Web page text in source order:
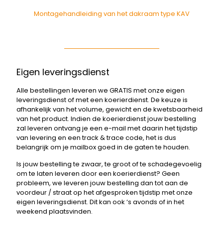
Montagehandleiding van het dakraam type KAV
Eigen leveringsdienst
Alle bestellingen leveren we GRATIS met onze eigen
leveringsdienst of met een koerierdienst. De keuze is
afhankelijk van het volume, gewicht en de kwetsbaarheid
van het product. Indien de koerierdienst jouw bestelling
zal leveren ontvang je een e-mail met daarin het tijdstip
van levering en een track & trace code, het is dus
belangrijk om je mailbox goed in de gaten te houden.
Is jouw bestelling te zwaar, te groot of te schadegevoelig
om te laten leveren door een koerierdienst? Geen
probleem, we leveren jouw bestelling dan tot aan de
voordeur / straat op het afgesproken tijdstip met onze
eigen leveringsdienst. Dit kan ook ‘s avonds of in het
weekend plaatsvinden.